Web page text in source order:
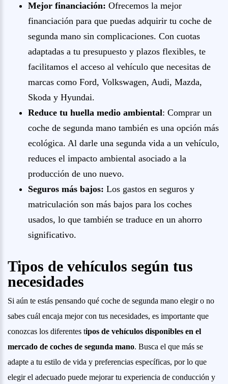
Mejor financiación: Ofrecemos la mejor
financiación para que puedas adquirir tu coche de
segunda mano sin complicaciones. Con cuotas
adaptadas a tu presupuesto y plazos flexibles, te
facilitamos el acceso al vehículo que necesitas de
marcas como Ford, Volkswagen, Audi, Mazda,
Skoda y Hyundai.
Reduce tu huella medio ambiental: Comprar un
coche de segunda mano también es una opción más
ecológica. Al darle una segunda vida a un vehículo,
reduces el impacto ambiental asociado a la
producción de uno nuevo.
Seguros más bajos: Los gastos en seguros y
matriculación son más bajos para los coches
usados, lo que también se traduce en un ahorro
significativo.
Tipos de vehículos según tus
necesidades
Si aún te estás pensando qué coche de segunda mano elegir o no
sabes cuál encaja mejor con tus necesidades, es importante que
conozcas los diferentes tipos de vehículos disponibles en el
mercado de coches de segunda mano. Busca el que más se
adapte a tu estilo de vida y preferencias específicas, por lo que
elegir el adecuado puede mejorar tu experiencia de conducción y